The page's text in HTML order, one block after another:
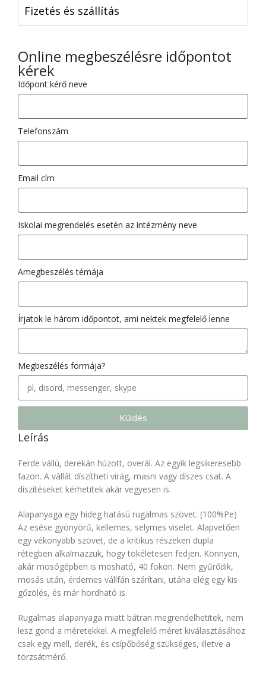
Fizetés és szállítás
Online megbeszélésre időpontot
kérek
Időpont kérő neve
Telefonszám
Email cím
Iskolai megrendelés esetén az intézmény neve
Amegbeszélés témája
Írjatok le három időpontot, ami nektek megfelelő lenne
Megbeszélés formája?
Küldés
Leírás
Ferde vállú, derekán húzott, overál. Az egyik legsikeresebb
fazon. A vállát díszítheti virág, masni vagy díszes csat. A
díszítéseket kérhetitek akár vegyesen is.
Alapanyaga egy hideg hatású rugalmas szövet. (100%Pe)
Az esése gyönyörű, kellemes, selymes viselet. Alapvetően
egy vékonyabb szövet, de a kritikus részeken dupla
rétegben alkalmazzuk, hogy tökéletesen fedjen. Könnyen,
akár mosógépben is mosható, 40 fokon. Nem gyűrődik,
mosás után, érdemes vállfán szárítani, utána elég egy kis
gőzölés, és már hordható is.
Rugalmas alapanyaga miatt bátran megrendelhetitek, nem
lesz gond a méretekkel. A megfelelő méret kiválasztásához
csak egy mell, derék, és csípőbőség szükséges, illetve a
törzsátmérő.